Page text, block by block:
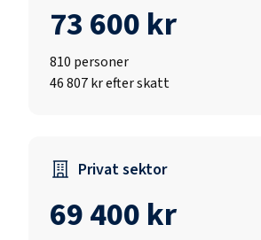
73 600 kr
810 personer
46 807 kr efter skatt
Privat sektor
69 400 kr